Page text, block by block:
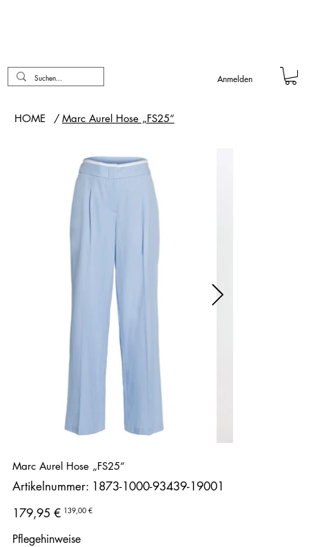
Anmelden
HOME / Marc Aurel Hose „FS25“
Marc Aurel Hose „FS25“
Artikelnummer:
Artikelnummer:
1873-
19001
1873-1000-93439-19001
Ursprünglicher
Preis
179,95 € Angebotspreis
139,00 €
Pflegehinweise